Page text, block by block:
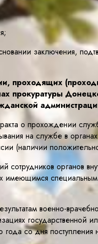
заключения,
проходящих
прокуратуры
о прохождении
на службе в
(наличии
сотрудников органов
имеющимся
военно-
государственной
года со дня поступления